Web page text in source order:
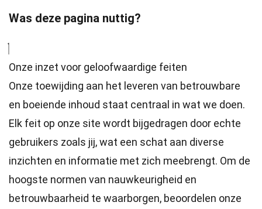
Was deze pagina nuttig?
Onze inzet voor geloofwaardige feiten
Onze toewijding aan het leveren van betrouwbare
en boeiende inhoud staat centraal in wat we doen.
Elk feit op onze site wordt bijgedragen door echte
gebruikers zoals jij, wat een schat aan diverse
inzichten en informatie met zich meebrengt. Om de
hoogste normen van nauwkeurigheid en
betrouwbaarheid te waarborgen, beoordelen onze